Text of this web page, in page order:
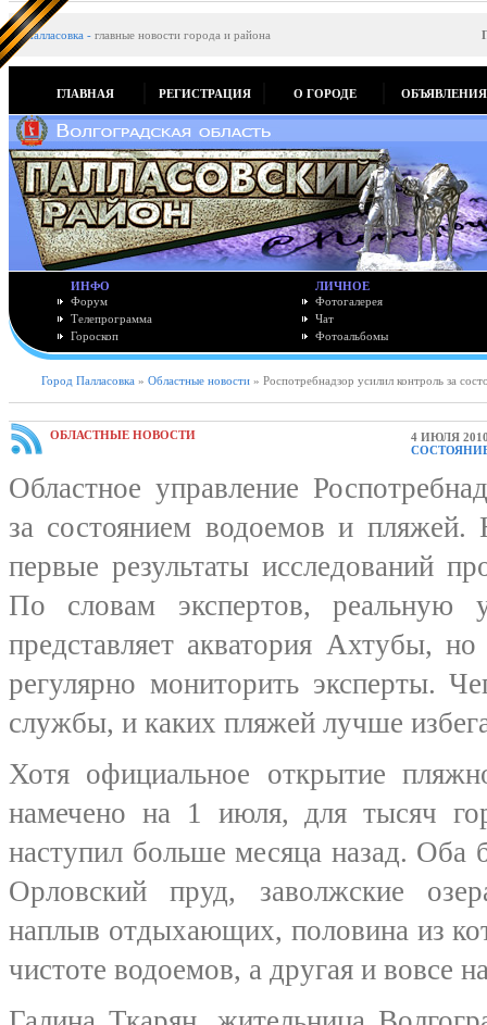
Палласовка - главные новости города и района
ГЛАВНАЯ РЕГИСТРАЦИЯ О ГОРОДЕ ОБЪЯВЛЕНИЯ
ИНФО
Форум
Телепрограмма
Гороскоп
ЛИЧНОЕ
Фотогалерея
Чат
Фотоальбомы
Город Палласовка » Областные новости » Роспотребнадзор усилил контроль за
ОБЛАСТНЫЕ НОВОСТИ
4 ИЮЛЯ
Областное управление
за состоянием водоемов и пляжей.
первые результаты исследований
По словам экспертов, реальную
представляет акватория Ахтубы,
регулярно мониторить эксперты.
службы, и каких пляжей лучше
Хотя официальное открытие
намечено на 1 июля, для тысяч
наступил больше месяца назад. Оба
Орловский пруд, заволжские
наплыв отдыхающих, половина из
чистоте водоемов, а другая и вовсе